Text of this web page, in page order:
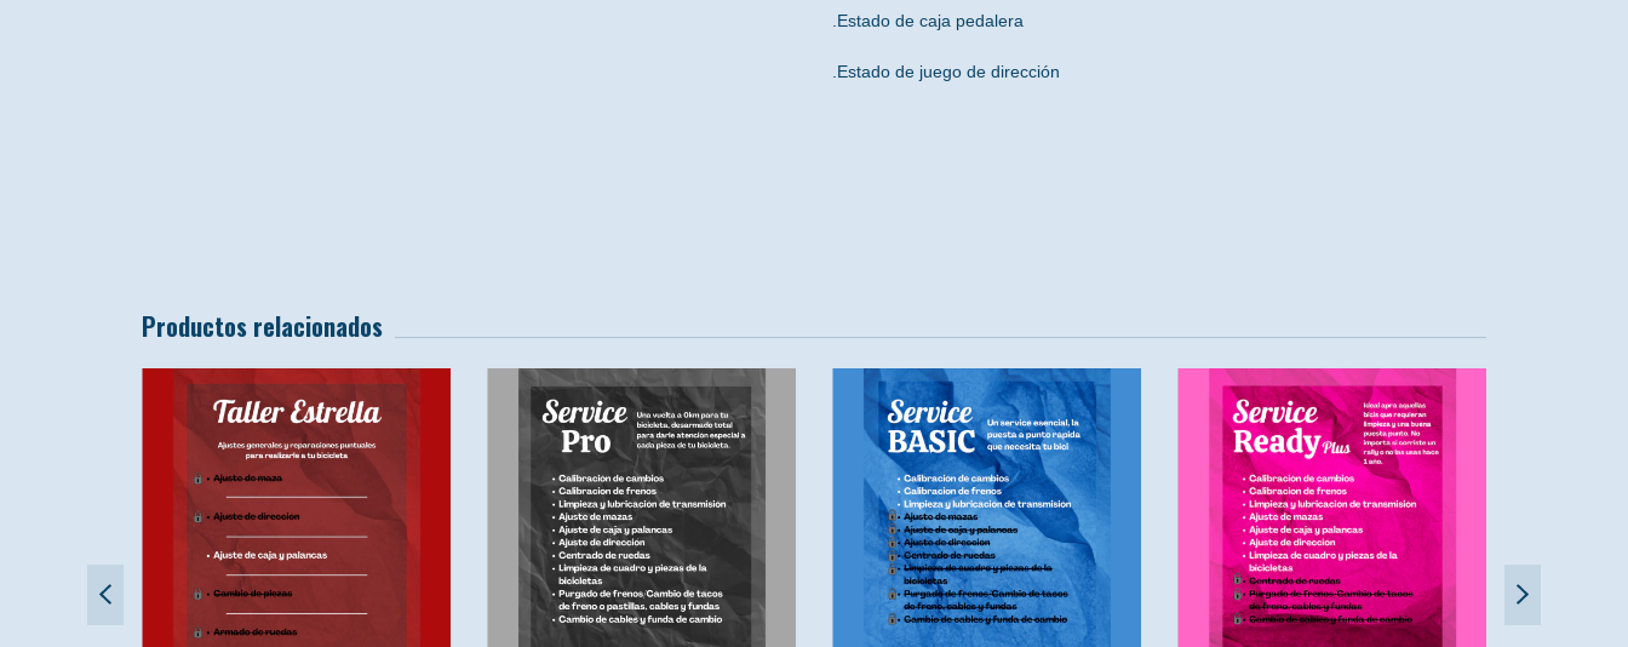
.Estado de caja pedalera
.Estado de juego de dirección
Productos relacionados